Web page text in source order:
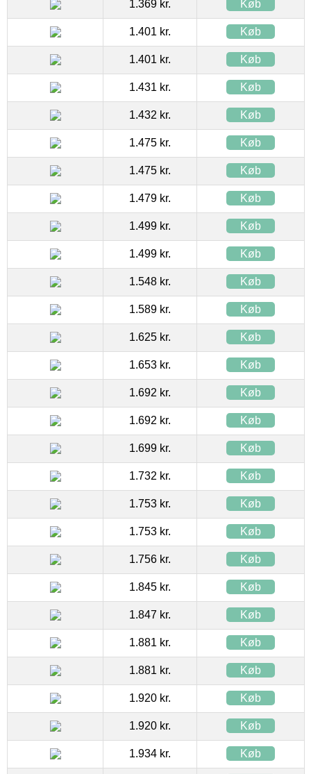
1.369 kr. Køb
1.401 kr. Køb
1.401 kr. Køb
1.431 kr. Køb
1.432 kr. Køb
1.475 kr. Køb
1.475 kr. Køb
1.479 kr. Køb
1.499 kr. Køb
1.499 kr. Køb
1.548 kr. Køb
1.589 kr. Køb
1.625 kr. Køb
1.653 kr. Køb
1.692 kr. Køb
1.692 kr. Køb
1.699 kr. Køb
1.732 kr. Køb
1.753 kr. Køb
1.753 kr. Køb
1.756 kr. Køb
1.845 kr. Køb
1.847 kr. Køb
1.881 kr. Køb
1.881 kr. Køb
1.920 kr. Køb
1.920 kr. Køb
1.934 kr. Køb